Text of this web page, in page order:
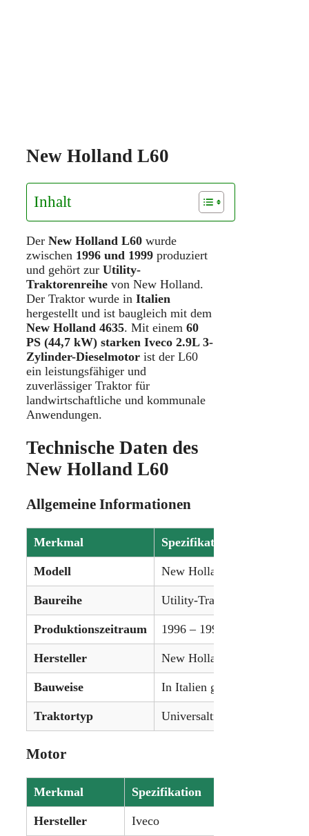
New Holland L60
Inhalt
Der New Holland L60 wurde
zwischen 1996 und 1999 produziert
und gehört zur Utility-
Traktorenreihe von New Holland.
Der Traktor wurde in Italien
hergestellt und ist baugleich mit dem
New Holland 4635. Mit einem 60
PS (44,7 kW) starken Iveco 2.9L 3-
Zylinder-Dieselmotor ist der L60
ein leistungsfähiger und
zuverlässiger Traktor für
landwirtschaftliche und kommunale
Anwendungen.
Technische Daten des
New Holland L60
Allgemeine Informationen
Merkmal Spezifikation
Modell New Holland L60
Baureihe Utility-Traktorenreihe
Produktionszeitraum 1996 – 1999
Hersteller New Holland
Bauweise In Italien gefertigt
Traktortyp Universaltraktor (Utility)
Motor
Merkmal Spezifikation
Hersteller Iveco